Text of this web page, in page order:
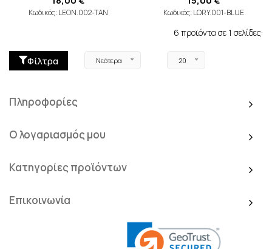
Κωδικός: LEON.002-TAN Κωδικός: LORY.001-BLUE
6 προϊόντα σε 1 σελίδες:
Φίλτρα Νεότερα 20
Πληροφορίες
Ο λογαριασμός μου
Κατηγορίες προϊόντων
Επικοινωνία